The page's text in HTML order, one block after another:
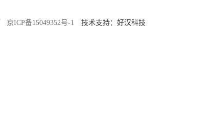
京ICP备15049352号-1 技术支持：好汉科技